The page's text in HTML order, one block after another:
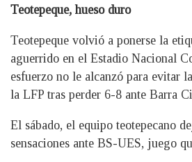
Teotepeque, hueso duro
Teotepeque volvió a ponerse la
aguerrido en el Estadio Nacional
esfuerzo no le alcanzó para evitar
la LFP tras perder 6-8 ante Barra
El sábado, el equipo teotepecano
sensaciones ante BS-UES, juego